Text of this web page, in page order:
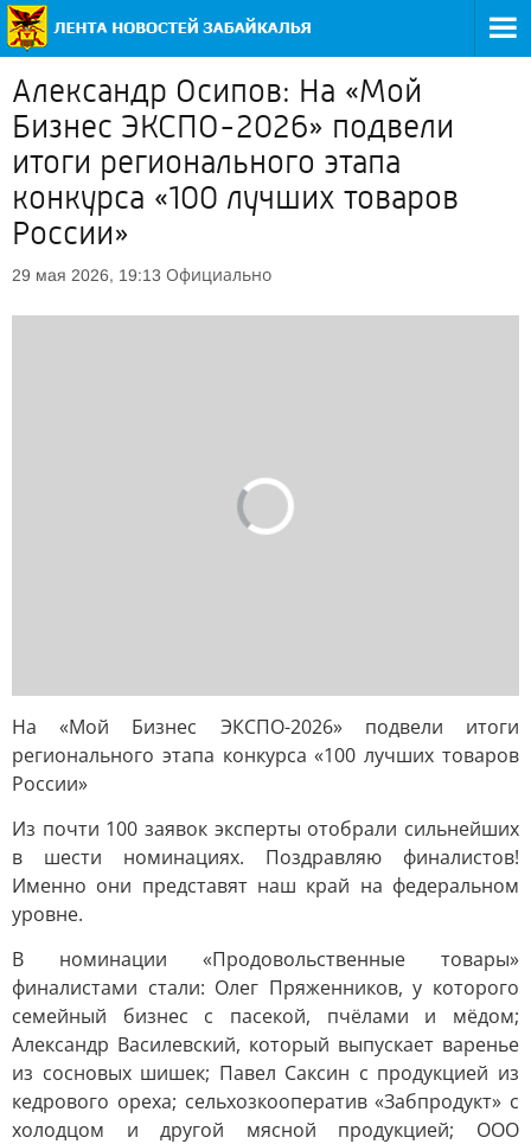
Александр Осипов: На «Мой
Бизнес ЭКСПО-2026» подвели
итоги регионального этапа
конкурса «100 лучших товаров
России»
29 мая 2026, 19:13 Официально
На «Мой Бизнес ЭКСПО-2026» подвели итоги
регионального этапа конкурса «100 лучших товаров
России»
Из почти 100 заявок эксперты отобрали сильнейших
в шести номинациях. Поздравляю финалистов!
Именно они представят наш край на федеральном
уровне.
В номинации «Продовольственные товары»
финалистами стали: Олег Пряженников, у которого
семейный бизнес с пасекой, пчёлами и мёдом;
Александр Василевский, который выпускает варенье
из сосновых шишек; Павел Саксин с продукцией из
кедрового ореха; сельхозкооператив «Забпродукт» с
холодцом и другой мясной продукцией; ООО